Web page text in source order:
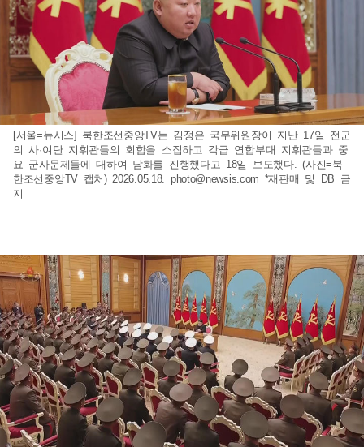
[서울=뉴시스] 북한조선중앙TV는 김정은 국무위원장이 지난 17일 전군
의 사·여단 지휘관들의 회합을 소집하고 각급 연합부대 지휘관들과 중
요 군사문제들에 대하여 담화를 진행했다고 18일 보도했다. (사진=북
한조선중앙TV 캡처) 2026.05.18. photo@newsis.com *재판매 및 DB 금
지